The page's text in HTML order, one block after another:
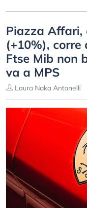
Piazza Affari,
(+10%), corre
Ftse Mib non
va a MPS
Laura Naka Antonelli